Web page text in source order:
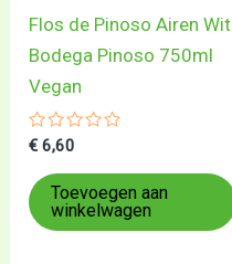
Flos de Pinoso Airen Wit
Bodega Pinoso 750ml
Vegan
Gewaardeerd
uit
5
€ 6,60
Toevoegen aan
winkelwagen